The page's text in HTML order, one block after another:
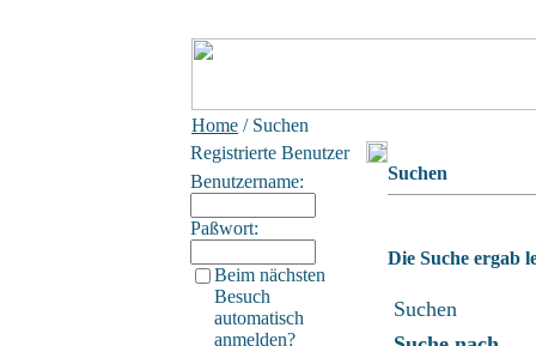
Home / Suchen
Registrierte Benutzer
Benutzername:
Paßwort:
Beim nächsten
Besuch
automatisch
anmelden?
Suchen
Die Suche ergab
Suchen